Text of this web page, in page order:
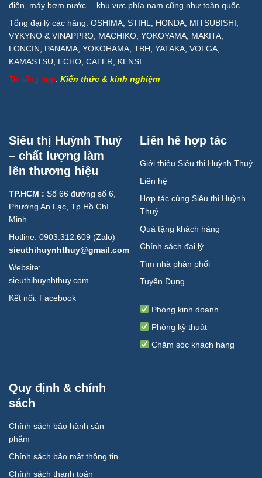
điện, máy bơm nước… khu vực phía nam cũng như toàn quốc.
Tổng đại lý các hãng: OSHIMA, STIHL, HONDA, MITSUBISHI,
VYKYNO & VINAPPRO, MACHIKO, YOKOYAMA, MAKITA,
LONCIN, PANAMA, YOKOHAMA, TBH, YATAKA, VOLGA,
KAMASTSU, ECHO, CATER, KENSI …
Tin tổng hợp: Kiến thức & kinh nghiệm
Siêu thị Huỳnh Thuỷ
– chất lượng làm
lên thương hiệu
TP.HCM : Số 66 đường số 6,
Phường An Lạc, Tp.Hồ Chí
Minh
Hotline: 0903.312.609 (Zalo)
sieuthihuynhthuy@gmail.com
Website:
sieuthihuynhthuy.com
Kết nối: Facebook
Liên hê hợp tác
Giới thiệu Siêu thị Huỳnh Thuỷ
Liên hệ
Hợp tác cùng Siêu thị Huỳnh
Thuỷ
Quà tặng khách hàng
Chính sách đại lý
Tìm nhà phân phối
Tuyển Dụng
Phòng kinh doanh
Phòng kỹ thuật
Chăm sóc khách hàng
Quy định & chính
sách
Chính sách bảo hành sản
phẩm
Chính sách bảo mật thông tin
Chính sách thanh toán